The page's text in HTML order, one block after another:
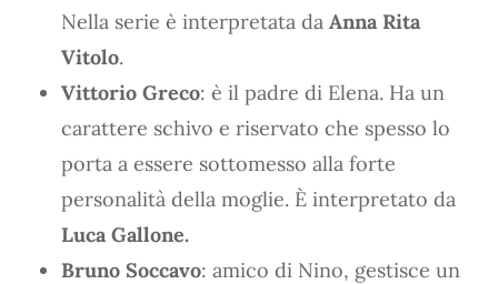
Nella serie è interpretata da Anna Rita
Vitolo.
Vittorio Greco: è il padre di Elena. Ha un
carattere schivo e riservato che spesso lo
porta a essere sottomesso alla forte
personalità della moglie. È interpretato da
Luca Gallone.
Bruno Soccavo: amico di Nino, gestisce un